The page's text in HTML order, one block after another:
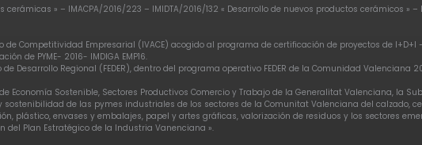
» – IMACPA/2016/223 – IMIDTA/2016/132 « Desarrollo de nuevos productos cerámicos »
Competitividad Empresarial (IVACE) acogido al programa de certificación de proyectos de I+D+I –
de PYME- 2016- IMDIGA EMP16.
Desarrollo Regional (FEDER), dentro del programa operativo FEDER de la Comunidad Valenciana
Economía Sostenible, Sectores Productivos Comercio y Trabajo de la Generalitat Valenciana, la
de las pymes industriales de los sectores de la Comunitat Valenciana del calzado,
plástico, envases y embalajes, papel y artes gráficas, valorización de residuos y los sectores
Plan Estratégico de la Industria Vanenciana ».